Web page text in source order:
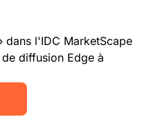
dans l'IDC MarketScape
diffusion Edge à